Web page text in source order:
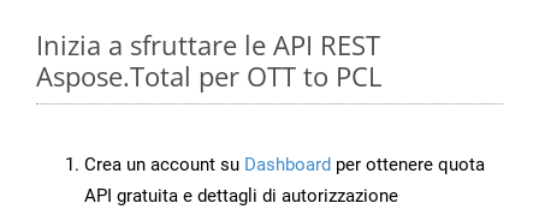
Inizia a sfruttare le API REST
Aspose.Total per OTT to PCL
Crea un account su Dashboard per ottenere quota
API gratuita e dettagli di autorizzazione